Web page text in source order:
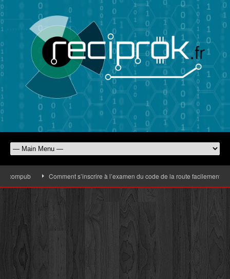
Comment s’inscrire à l’examen du code de la route facilement